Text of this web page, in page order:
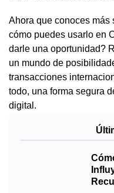
Ahora que conoces más
cómo puedes usarlo en
darle una oportunidad?
un mundo de
transacciones
todo, una forma segura
digital.